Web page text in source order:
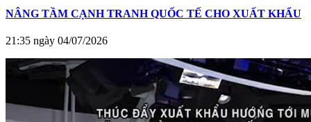
NÂNG TẦM CẠNH TRANH QUỐC TẾ CHO XUẤT KHẨU
21:35 ngày 04/07/2026